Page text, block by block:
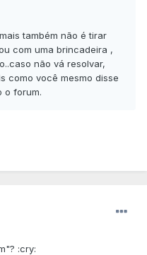
também não é tirar
com uma brincadeira ,
não vá resolvar,
como você mesmo disse
o forum.
:cry: